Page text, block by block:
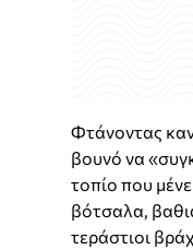
Φτάνοντας
βουνό να
τοπίο που
βότσαλα,
τεράστιοι